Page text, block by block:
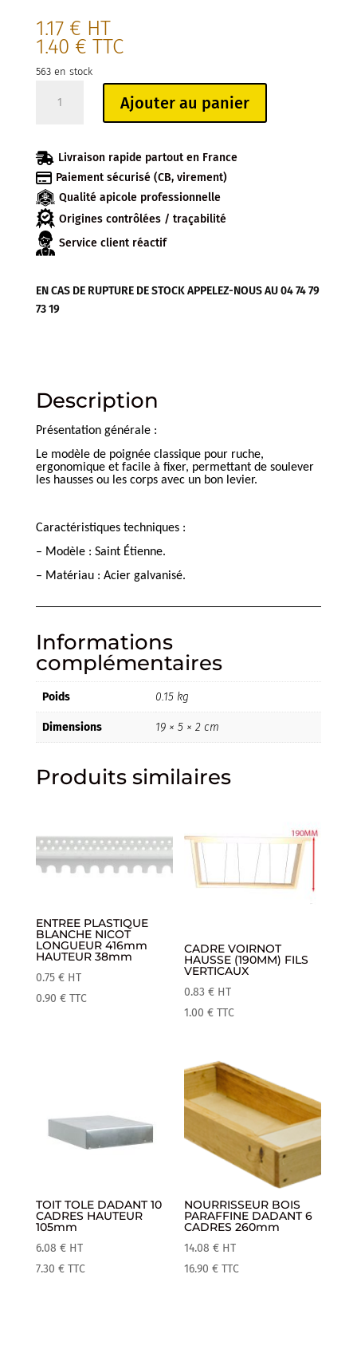
1.17 € HT
1.40 € TTC
563 en stock
ETIENNE
(à
l'unité)
Ajouter au panier
 Livraison rapide partout en France
 Paiement sécurisé (CB, virement)
Qualité apicole professionnelle
Origines contrôlées / traçabilité
Service client réactif
EN CAS DE RUPTURE DE STOCK APPELEZ-NOUS AU 04 74 79
73 19
Description
Présentation générale :
Le modèle de poignée classique pour ruche,
ergonomique et facile à fixer, permettant de soulever
les hausses ou les corps avec un bon levier.
Caractéristiques techniques :
– Modèle : Saint Étienne.
– Matériau : Acier galvanisé.
Informations
complémentaires
Poids 0.15 kg
Dimensions 19 × 5 × 2 cm
Produits similaires
ENTREE PLASTIQUE
BLANCHE NICOT
LONGUEUR 416mm
HAUTEUR 38mm
0.75 € HT
0.90 € TTC
CADRE VOIRNOT
HAUSSE (190MM) FILS
VERTICAUX
0.83€ HT
1.00€ TTC
TOIT TOLE DADANT 10
CADRES HAUTEUR
105mm
6.08 € HT
7.30 € TTC
NOURRISSEUR BOIS
PARAFFINE DADANT 6
CADRES 260mm
14.08€ HT
16.90€ TTC